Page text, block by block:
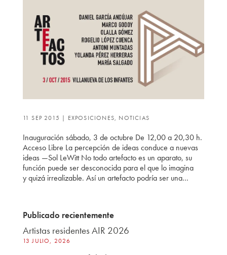
11 SEP 2015 | EXPOSICIONES, NOTICIAS
Inauguración sábado, 3 de octubre De 12,00 a 20,30 h.
Acceso Libre La percepción de ideas conduce a nuevas
ideas —Sol LeWitt No todo artefacto es un aparato, su
función puede ser desconocida para el que lo imagina
y quizá irrealizable. Así un artefacto podría ser una...
Publicado recientemente
Artistas residentes AIR 2026
13 JULIO, 2026